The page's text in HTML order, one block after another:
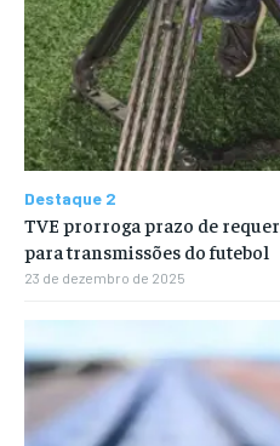
Destaque 2
TVE prorroga prazo de
para transmissões do futebol
23 de dezembro de 2025